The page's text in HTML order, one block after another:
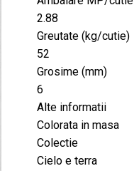
2.88
Greutate (kg/cutie)
52
Grosime (mm)
6
Alte informatii
Colorata in masa
Colectie
Cielo e terra